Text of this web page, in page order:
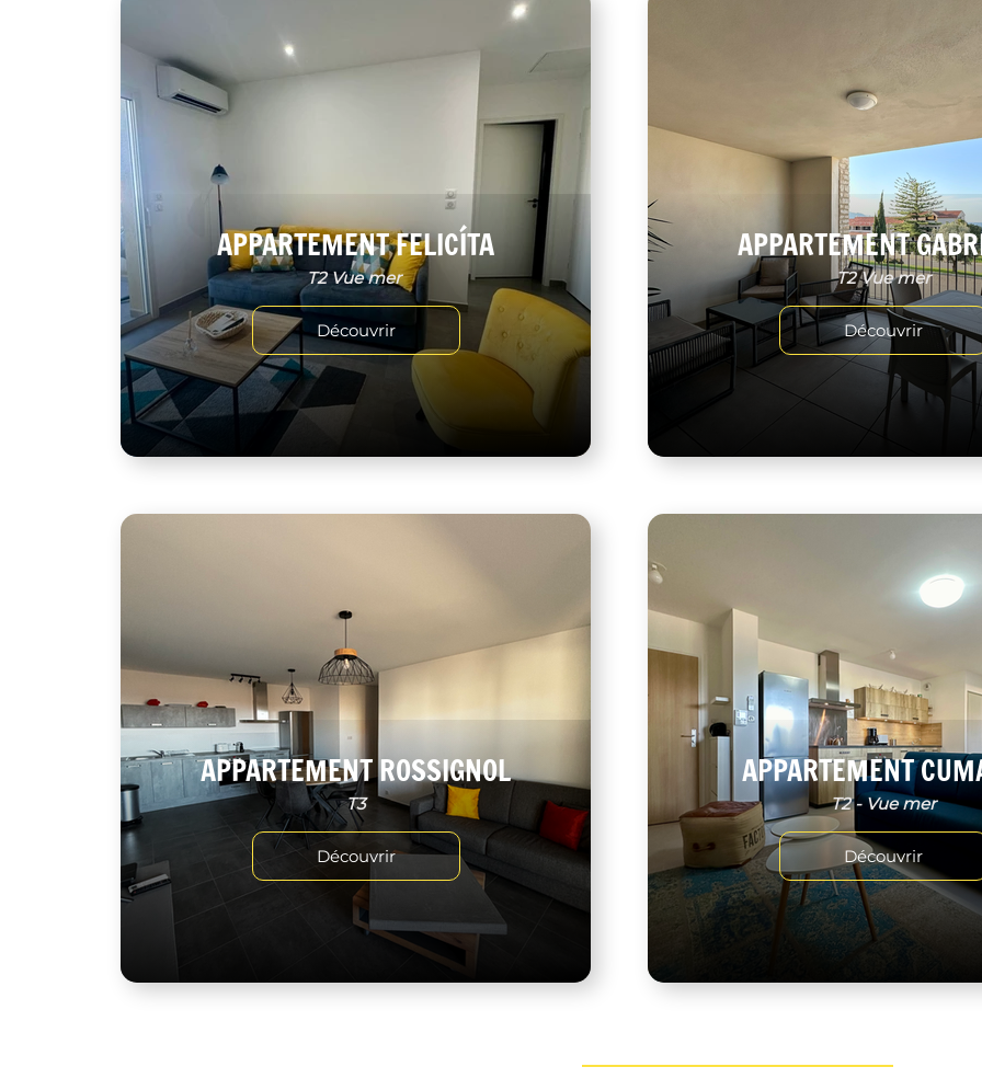
APPARTEMENT FELICÍTA
T2 Vue mer
Découvrir
APPARTEMENT
T2 Vue mer
Découvrir
APPARTEMENT ROSSIGNOL
T3
Découvrir
APPARTEMENT
T2 - Vue mer
Découvrir